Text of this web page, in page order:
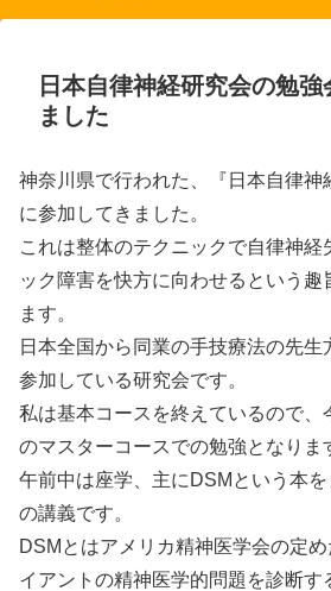
日本自律神経研究会の勉強
ました
神奈川県で行われた、『日本自律神
に参加してきました。
これは整体のテクニックで自律神経
ック障害を快方に向わせるという趣
ます。
日本全国から同業の手技療法の先
参加している研究会です。
私は基本コースを終えているので、
のマスターコースでの勉強となりま
午前中は座学、主にDSMという本
の講義です。
DSMとはアメリカ精神医学会の定
イアントの精神医学的問題を診断す